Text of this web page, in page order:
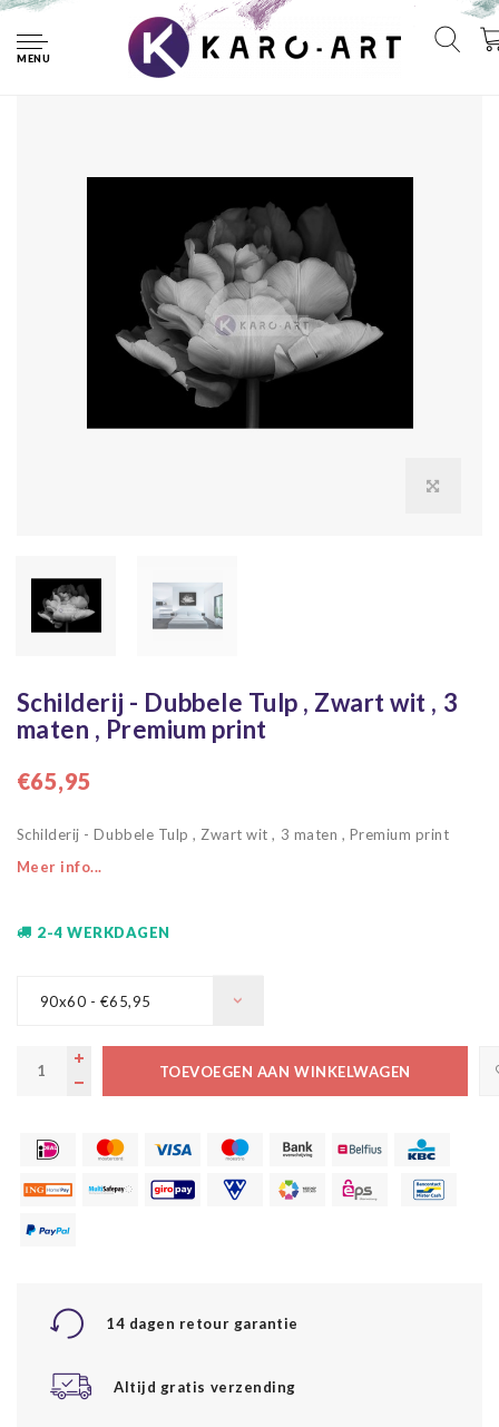
MENU
Schilderij - Dubbele Tulp , Zwart wit , 3 maten , Premium print
Schilderij - Dubbele Tulp , Zwart wit , 3
maten , Premium print
€65,95
Schilderij - Dubbele Tulp , Zwart wit , 3 maten , Premium print
Meer info...
2-4 WERKDAGEN
90x60 - €65,95
TOEVOEGEN AAN WINKELWAGEN
14 dagen retour garantie
Altijd gratis verzending